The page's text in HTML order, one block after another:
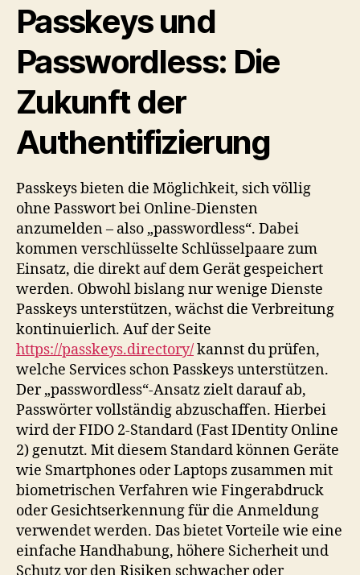
Passkeys und
Passwordless: Die
Zukunft der
Authentifizierung
Passkeys bieten die Möglichkeit, sich völlig
ohne Passwort bei Online-Diensten
anzumelden – also „passwordless“. Dabei
kommen verschlüsselte Schlüsselpaare zum
Einsatz, die direkt auf dem Gerät gespeichert
werden. Obwohl bislang nur wenige Dienste
Passkeys unterstützen, wächst die Verbreitung
kontinuierlich. Auf der Seite
https://passkeys.directory/kannst du prüfen,
welche Services schon Passkeys unterstützen.
Der „passwordless“-Ansatz zielt darauf ab,
Passwörter vollständig abzuschaffen. Hierbei
wird der FIDO 2-Standard (Fast IDentity Online
2) genutzt. Mit diesem Standard können Geräte
wie Smartphones oder Laptops zusammen mit
biometrischen Verfahren wie Fingerabdruck
oder Gesichtserkennung für die Anmeldung
verwendet werden. Das bietet Vorteile wie eine
einfache Handhabung, höhere Sicherheit und
Schutz vor den Risiken schwacher oder